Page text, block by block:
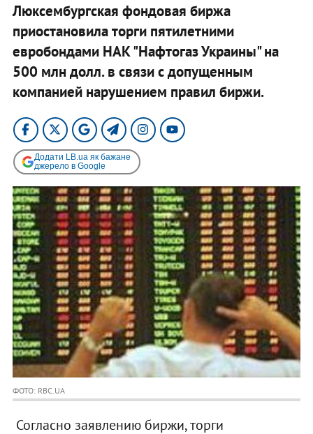
Люксембургская фондовая биржа
приостановила торги пятилетними
евробондами НАК "Нафтогаз Украины" на
500 млн долл. в связи с допущенным
компанией нарушением правил биржи.
Додати LB.ua як бажане
джерело в Google
ФОТО: RBC.UA
Согласно заявлению биржи, торги